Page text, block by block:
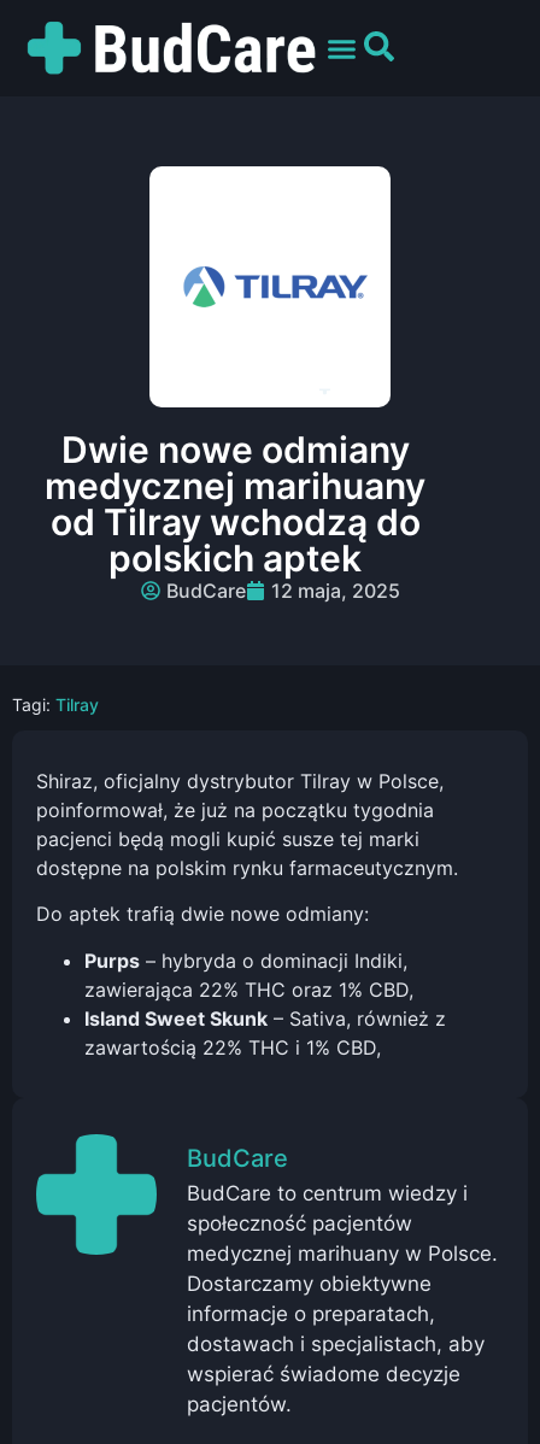
Dwie nowe odmiany
medycznej marihuany
od Tilray wchodzą do
polskich aptek
BudCare 12 maja, 2025
Tagi: Tilray
Shiraz, oficjalny dystrybutor Tilray w Polsce,
poinformował, że już na początku tygodnia
pacjenci będą mogli kupić susze tej marki
dostępne na polskim rynku farmaceutycznym.
Do aptek trafią dwie nowe odmiany:
Purps – hybryda o dominacji Indiki,
zawierająca 22% THC oraz 1% CBD,
Island Sweet Skunk – Sativa, również z
zawartością 22% THC i 1% CBD,
BudCare
BudCare to centrum wiedzy i
społeczność pacjentów
medycznej marihuany w Polsce.
Dostarczamy obiektywne
informacje o preparatach,
dostawach i specjalistach, aby
wspierać świadome decyzje
pacjentów.